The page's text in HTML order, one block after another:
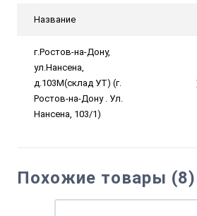
Название
г.Ростов-на-Дону,
ул.Нансена,
д.103М(склад УТ) (г.
Ростов-на-Дону . Ул.
Нансена, 103/1)
Похожие товары (8)